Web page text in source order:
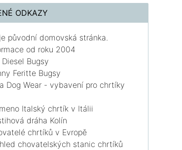
ODKAZY
původní domovská stránka.
od roku 2004
Diesel Bugsy
Feritte Bugsy
Dog Wear - vybavení pro chrtíky
Italský chrtík v Itálii
dráha Kolín
chrtíků v Evropě
chovatelských stanic chrtíků